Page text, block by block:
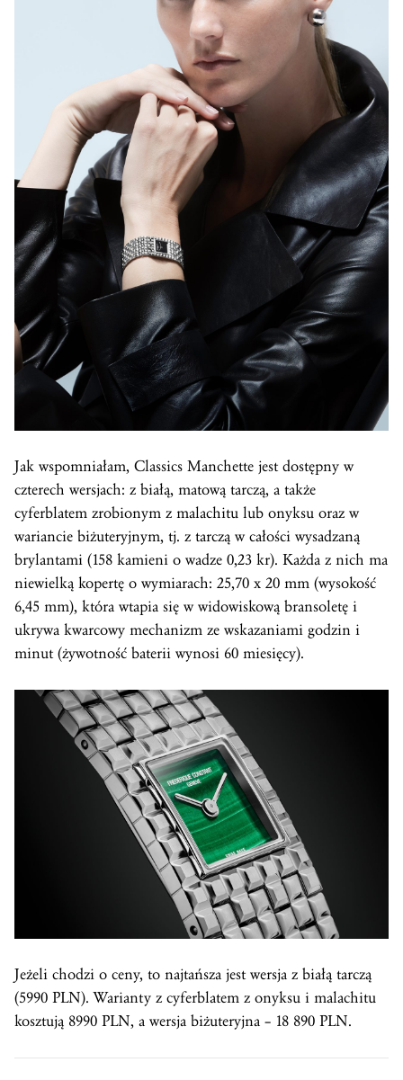
Jak wspomniałam, Classics Manchette jest dostępny w
czterech wersjach: z białą, matową tarczą, a także
cyferblatem zrobionym z malachitu lub onyksu oraz w
wariancie biżuteryjnym, tj. z tarczą w całości wysadzaną
brylantami (158 kamieni o wadze 0,23 kr). Każda z nich ma
niewielką kopertę o wymiarach: 25,70 x 20 mm (wysokość
6,45 mm), która wtapia się w widowiskową bransoletę i
ukrywa kwarcowy mechanizm ze wskazaniami godzin i
minut (żywotność baterii wynosi 60 miesięcy).
Jeżeli chodzi o ceny, to najtańsza jest wersja z białą tarczą
(5990 PLN). Warianty z cyferblatem z onyksu i malachitu
kosztują 8990 PLN, a wersja biżuteryjna – 18 890 PLN.